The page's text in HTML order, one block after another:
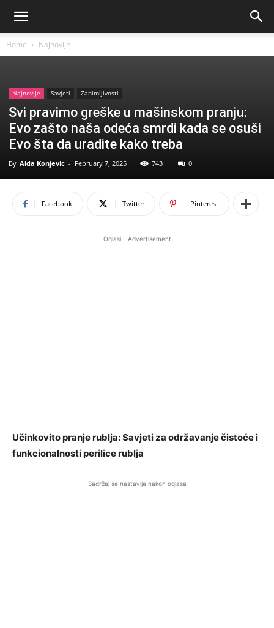
Home Najnovije
Najnovije Savjeti Zanimljivosti
Svi pravimo greške u mašinskom pranju:
Evo zašto naša odeća smrdi kada se osuši
Evo šta da uradite kako treba
By Aida Konjevic - February 7, 2025 743 0
Facebook Twitter Pinterest
Oglasi - Advertisement
Učinkovito pranje rublja: Savjeti za održavanje čistoće i
funkcionalnosti perilice rublja
Sadržaj se nastavlja nakon oglasa